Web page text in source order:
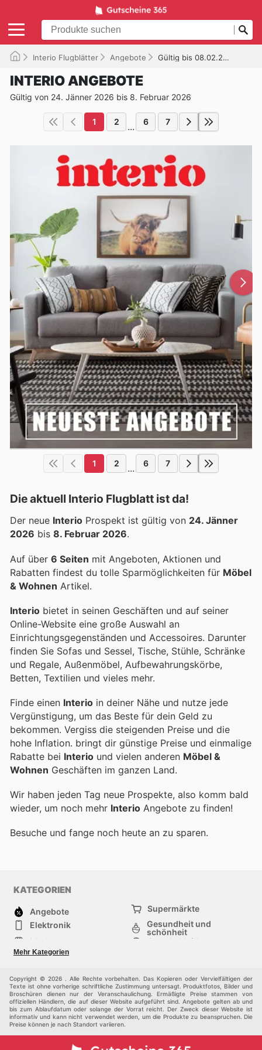
Interio Flugblätter Angebote Gültig bis 08.02.2026
INTERIO ANGEBOTE
Gültig von 24. Jänner 2026 bis 8. Februar 2026
1 2 ... 6 7
1 2 ... 6 7
Die aktuell Interio Flugblatt ist da!
Der neue Interio Prospekt ist gültig von 24. Jänner
2026 bis 8. Februar 2026.
Auf über 6 Seiten mit Angeboten, Aktionen und
Rabatten findest du tolle Sparmöglichkeiten für Möbel
& Wohnen Artikel.
Interio bietet in seinen Geschäften und auf seiner
Online-Website eine große Auswahl an
Einrichtungsgegenständen und Accessoires. Darunter
finden Sie Sofas und Sessel, Tische, Stühle, Schränke
und Regale, Außenmöbel, Aufbewahrungskörbe,
Betten, Textilien und vieles mehr.
Finde einen Interio in deiner Nähe und nutze jede
Vergünstigung, um das Beste für dein Geld zu
bekommen. Vergiss die steigenden Preise und die
hohe Inflation. bringt dir günstige Preise und einmalige
Rabatte bei Interio und vielen anderen Möbel &
Wohnen Geschäften im ganzen Land.
Wir haben jeden Tag neue Prospekte, also komm bald
wieder, um noch mehr Interio Angebote zu finden!
Besuche und fange noch heute an zu sparen.
KATEGORIEN
Angebote
Supermärkte
Elektronik
Gesundheit und
schönheit
Mode
Sportbekleidung
Baumarkt
Mehr Kategorien
Copyright © 2026 . Alle Rechte vorbehalten. Das Kopieren oder Vervielfältigen der
Texte ist ohne vorherige schriftliche Zustimmung untersagt. Produktfotos, Bilder und
Broschüren dienen nur der Veranschaulichung. Ermäßigte Preise stammen von
offiziellen Händlern, die auf dieser Website aufgeführt sind. Angebote gelten ab und
bis zum Ablaufdatum oder solange der Vorrat reicht. Der Zweck dieser Website ist
informativ und kann nicht verwendet werden, um die Produkte zu beanspruchen. Die
Preise können je nach Standort variieren.